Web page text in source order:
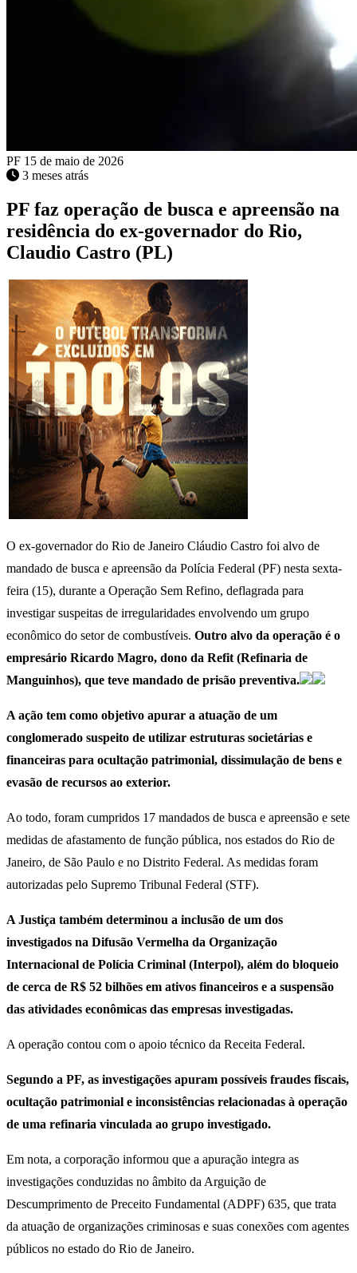
PF 15 de maio de 2026
3 meses atrás
PF faz operação de busca e apreensão na
residência do ex-governador do Rio,
Claudio Castro (PL)
O ex-governador do Rio de Janeiro Cláudio Castro foi alvo de
mandado de busca e apreensão da Polícia Federal (PF) nesta sexta-
feira (15), durante a Operação Sem Refino, deflagrada para
investigar suspeitas de irregularidades envolvendo um grupo
econômico do setor de combustíveis. Outro alvo da operação é o
empresário Ricardo Magro, dono da Refit (Refinaria de
Manguinhos), que teve mandado de prisão preventiva.
A ação tem como objetivo apurar a atuação de um
conglomerado suspeito de utilizar estruturas societárias e
financeiras para ocultação patrimonial, dissimulação de bens e
evasão de recursos ao exterior.
Ao todo, foram cumpridos 17 mandados de busca e apreensão e sete
medidas de afastamento de função pública, nos estados do Rio de
Janeiro, de São Paulo e no Distrito Federal. As medidas foram
autorizadas pelo Supremo Tribunal Federal (STF).
A Justiça também determinou a inclusão de um dos
investigados na Difusão Vermelha da Organização
Internacional de Polícia Criminal (Interpol), além do bloqueio
de cerca de R$ 52 bilhões em ativos financeiros e a suspensão
das atividades econômicas das empresas investigadas.
A operação contou com o apoio técnico da Receita Federal.
Segundo a PF, as investigações apuram possíveis fraudes fiscais,
ocultação patrimonial e inconsistências relacionadas à operação
de uma refinaria vinculada ao grupo investigado.
Em nota, a corporação informou que a apuração integra as
investigações conduzidas no âmbito da Arguição de
Descumprimento de Preceito Fundamental (ADPF) 635, que trata
da atuação de organizações criminosas e suas conexões com agentes
públicos no estado do Rio de Janeiro.